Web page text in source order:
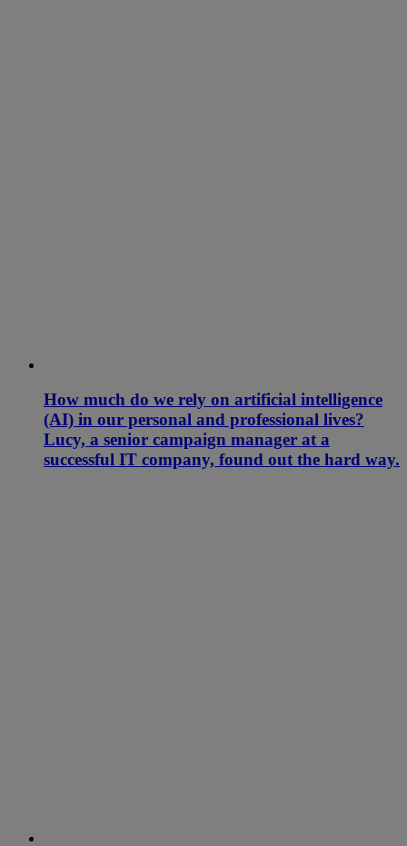
How much do we rely on artificial intelligence
(AI) in our personal and professional lives?
Lucy, a senior campaign manager at a
successful IT company, found out the hard way.